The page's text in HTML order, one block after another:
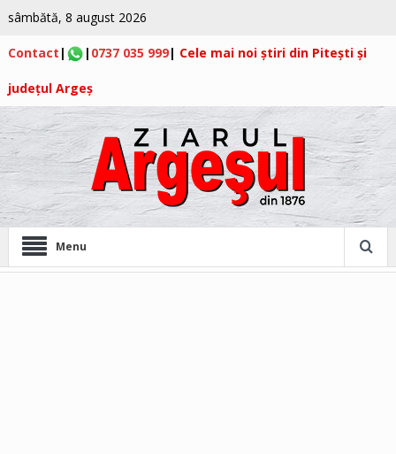
sâmbătă, 8 august 2026
Contact | | 0737 035 999| Cele mai noi știri din Pitești și
județul Argeș
Menu